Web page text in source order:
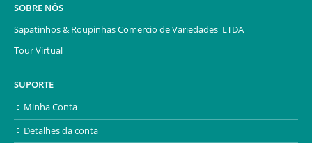
SOBRE NÓS
Sapatinhos & Roupinhas Comercio de Variedades LTDA
Tour Virtual
SUPORTE
Minha Conta
Detalhes da conta